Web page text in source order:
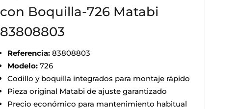
con Boquilla-726 Matabi
83808803
Referencia:83808803
Modelo:726
Codillo y boquilla integrados para montaje rápido
Pieza original Matabi de ajuste garantizado
Precio económico para mantenimiento habitual